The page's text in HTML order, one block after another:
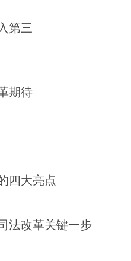
第三
期待
四大亮点
法改革关键一步